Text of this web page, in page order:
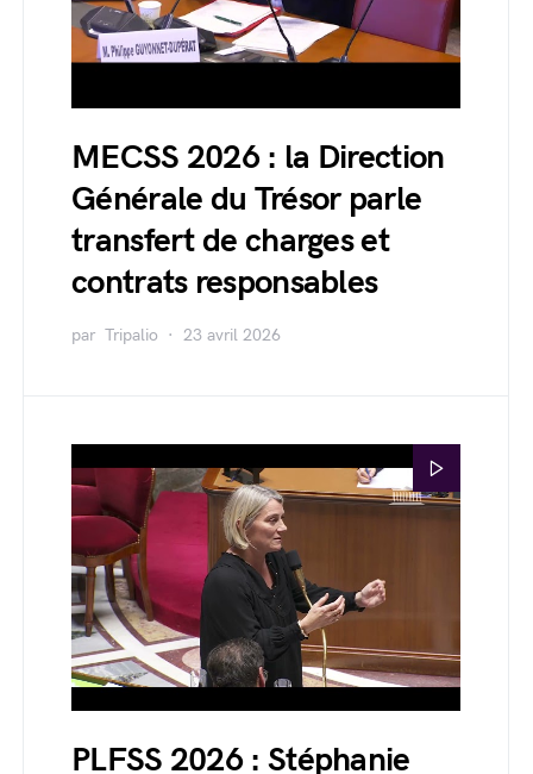
MECSS 2026 : la Direction
Générale du Trésor parle
transfert de charges et
contrats responsables
par Tripalio 23 avril 2026
PLFSS 2026 : Stéphanie